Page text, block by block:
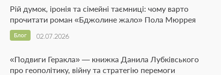
Рій думок, іронія та сімейні таємниці: чому варто
прочитати роман «Бджолине жало» Пола Мюррея
02.07.2026
Блог
«Подвиги Геракла» — книжка Данила Лубківського
про геополітику, війну та стратегію перемоги